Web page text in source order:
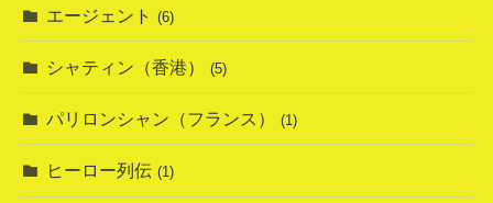
エージェント (6)
シャティン（香港） (5)
パリロンシャン（フランス） (1)
ヒーロー列伝 (1)